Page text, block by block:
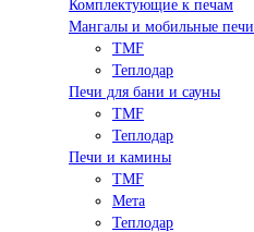
Комплектующие к печам
Мангалы и мобильные печи
TMF
Теплодар
Печи для бани и сауны
TMF
Теплодар
Печи и камины
TMF
Мета
Теплодар